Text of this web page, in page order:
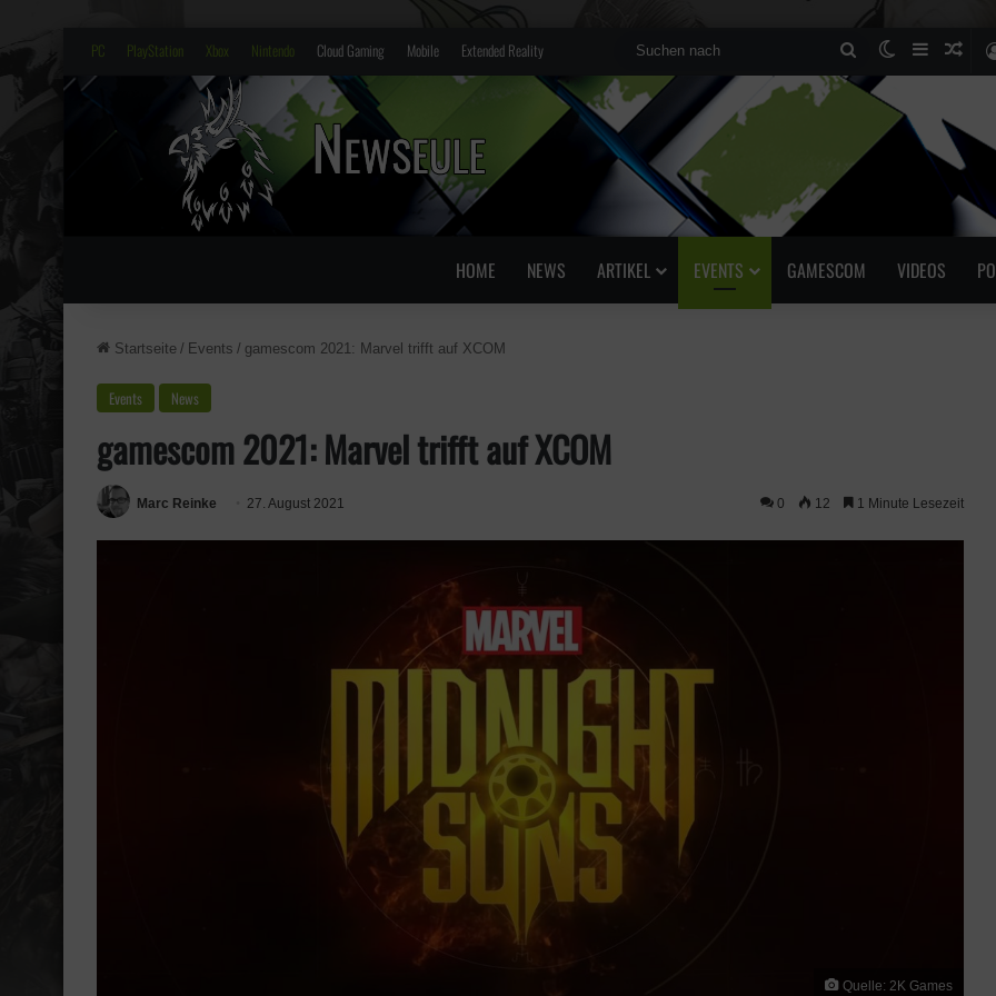
PC PlayStation Xbox Nintendo Cloud Gaming Mobile Extended Reality Suchen
nach
SkinSidebar
HOME NEWS ARTIKEL EVENTS GAMESCOM VIDEOS
Startseite / Events / gamescom 2021: Marvel trifft auf XCOM
Events News
gamescom 2021: Marvel trifft auf XCOM
Marc Reinke 27. August 2021 0 12 1 Minute Lesezeit
Quelle: 2K Games